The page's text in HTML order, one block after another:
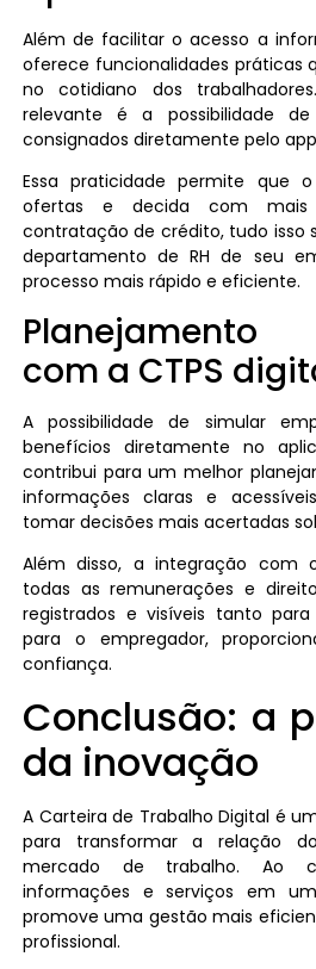
Além de facilitar o acesso a
oferece funcionalidades práticas
no cotidiano dos
relevante é a possibilidade de
consignados diretamente pelo
Essa praticidade permite que
ofertas e decida com mais
contratação de crédito, tudo isso
departamento de RH de seu
processo mais rápido e eficiente.
Planejamento
com a CTPS
A possibilidade de simular
benefícios diretamente no
contribui para um melhor
informações claras e
tomar decisões mais acertadas
Além disso, a integração com
todas as remunerações e
registrados e visíveis tanto
para o empregador,
confiança.
Conclusão: a
da inovação
A Carteira de Trabalho Digital é
para transformar a relação
mercado de trabalho. Ao
informações e serviços em
promove uma gestão mais
profissional.